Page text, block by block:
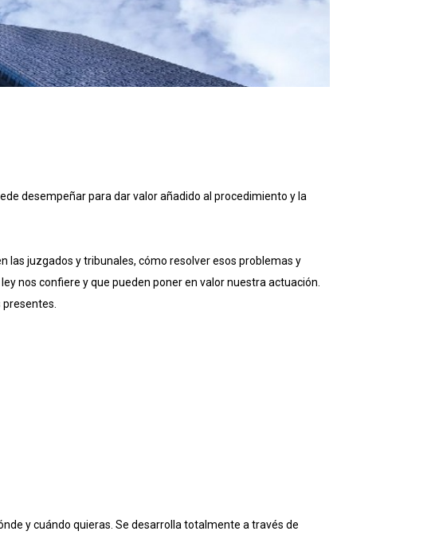
desempeñar para dar valor añadido al procedimiento y la
las juzgados y tribunales, cómo resolver esos problemas y
nos confiere y que pueden poner en valor nuestra actuación.
y cuándo quieras. Se desarrolla totalmente a través de